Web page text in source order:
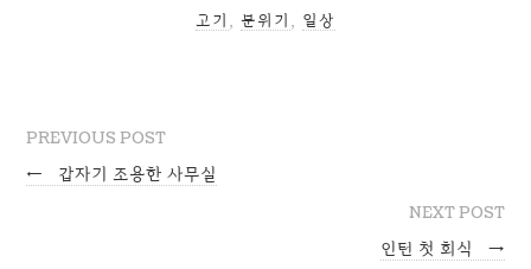
고기 분위기 일상
PREVIOUS POST
← 갑자기 조용한 사무실
NEXT POST
인턴 첫 회식 →